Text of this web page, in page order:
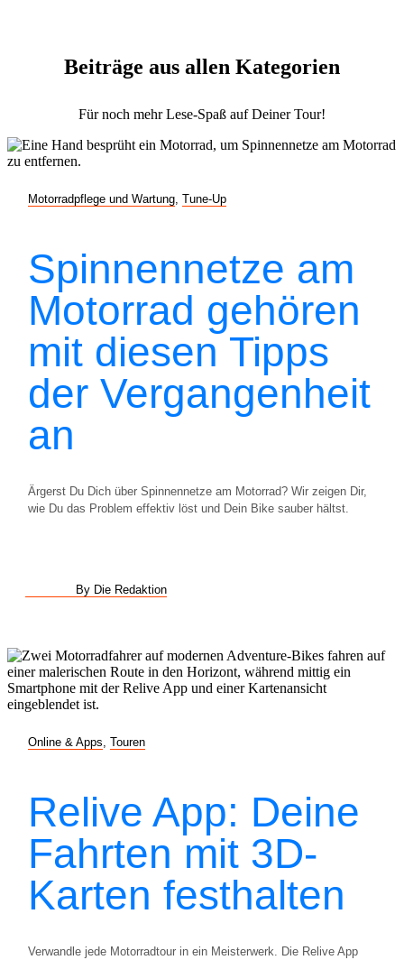
Beiträge aus allen Kategorien
Für noch mehr Lese-Spaß auf Deiner Tour!
Motorradpflege und Wartung Tune-Up
Spinnennetze am
Motorrad gehören
mit diesen Tipps
der Vergangenheit
an
Ärgerst Du Dich über Spinnennetze am Motorrad? Wir zeigen Dir,
wie Du das Problem effektiv löst und Dein Bike sauber hältst.
By Die Redaktion
Online & Apps Touren
Relive App: Deine
Fahrten mit 3D-
Karten festhalten
Verwandle jede Motorradtour in ein Meisterwerk. Die Relive App